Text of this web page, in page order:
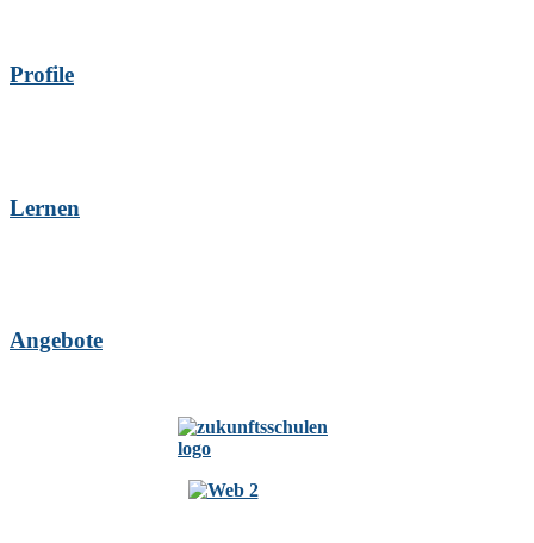
Profile
Lernen
Angebote